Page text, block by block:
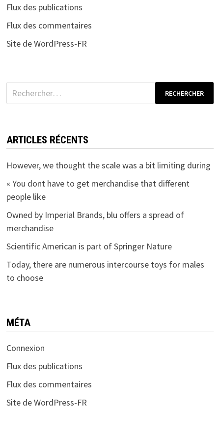
Flux des publications
Flux des commentaires
Site de WordPress-FR
Rechercher :
ARTICLES RÉCENTS
However, we thought the scale was a bit limiting during
« You dont have to get merchandise that different
people like
Owned by Imperial Brands, blu offers a spread of
merchandise
Scientific American is part of Springer Nature
Today, there are numerous intercourse toys for males
to choose
MÉTA
Connexion
Flux des publications
Flux des commentaires
Site de WordPress-FR